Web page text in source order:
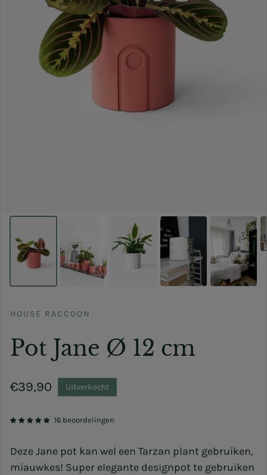
HOUSE RACCOON
Pot Jane Ø 12 cm
Normale prijs
€39,90 Uitverkocht
16 beoordelingen
Deze Jane pot kan wel een Tarzan plant gebruiken,
miauwkes! Super elegante designpot te gebruiken